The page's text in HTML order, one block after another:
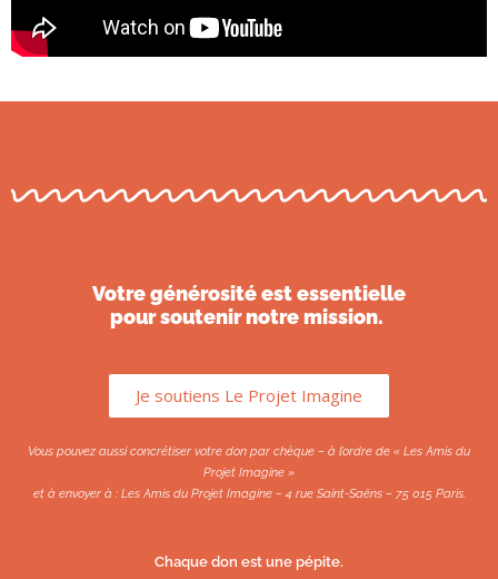
Votre générosité est essentielle
pour soutenir notre mission.
Je soutiens Le Projet Imagine
Vous pouvez aussi concrétiser votre don par chèque – à l’ordre de « Les Amis du
Projet Imagine »
et à envoyer à : Les Amis du Projet Imagine – 4 rue Saint-Saëns – 75 015 Paris.
Chaque don est une pépite.